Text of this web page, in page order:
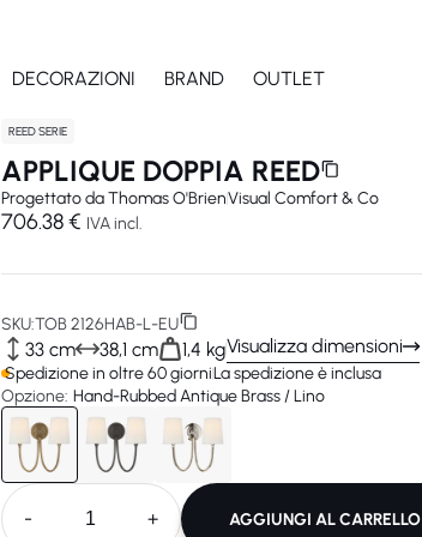
DECORAZIONI BRAND OUTLET
REED SERIE
APPLIQUE DOPPIA REED
Progettato daThomas O'BrienVisual Comfort & Co
706.38 € IVA incl.
SKU:TOB 2126HAB-L-EU
33 cm 38,1 cm 1,4 kgVisualizza dimensioni
Spedizione in oltre 60 giorniLa spedizione è inclusa
Opzione: Hand-Rubbed Antique Brass / Lino
- + AGGIUNGI AL CARRELLO